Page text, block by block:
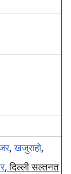
,खजुराहो,
, दिल्ली सल्तनत